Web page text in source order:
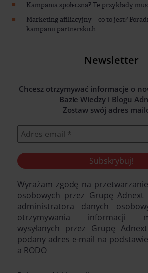
Kampania społeczna? Te przykłady
Marketing afiliacyjny – co to jest?
kampanii partnerskich
Newsletter
Chcesz otrzymywać informacje o
Bazie Wiedzy i Blogu
Zostaw swój adres
Wyrażam zgodę na
osobowych przez Grupę
administratora danych
otrzymywania informacji
wysyłanych przez Grupę
podany adres e-mail na
a RODO